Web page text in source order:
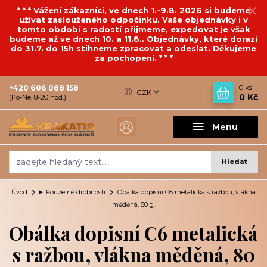
* * * Vážení zákazníci, ve dnech 1.-9.8. 2026 si budeme
užívat zaslouženého odpočinku. Vaše objednávky i v
tomto období s radostí přijmeme, expedovat je však
budeme až ve dnech 10. a 11.8.. Objednávky, které dorazí
do 31.7. do 15h stihneme zpracovat a odeslat. Děkujeme
za pochopení. * * *
Menu
CZK
Hledat
+420 606 088 158
(Po-Ne, 8-20 hod.)
0 ks
0 Kč
Úvod ► Kouzelné drobnosti
Obálka dopisní C6 metalická s ražbou, vlákna
měděná, 80 g.
Obálka dopisní C6 metalická
s ražbou, vlákna měděná, 80